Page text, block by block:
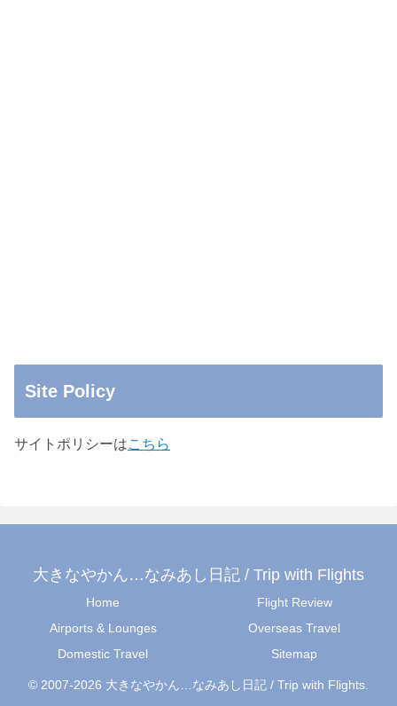
Site Policy
サイトポリシーはこちら
大きなやかん…なみあし日記 / Trip with Flights
Home
Flight Review
Airports & Lounges
Overseas Travel
Domestic Travel
Sitemap
© 2007-2026 大きなやかん…なみあし日記 / Trip with Flights.